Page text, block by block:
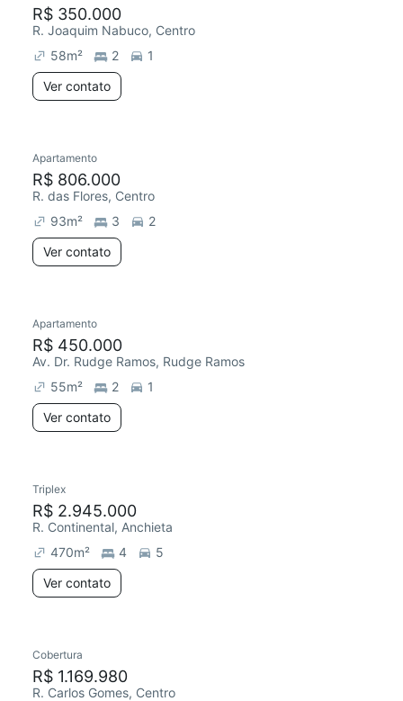
R$ 350.000
R. Joaquim Nabuco, Centro
58m² 2
1
Ver contato
Apartamento
R$ 806.000
R. das Flores, Centro
93m² 3
2
Ver contato
Apartamento
R$ 450.000
Av. Dr. Rudge Ramos, Rudge Ramos
55m² 2
1
Ver contato
Triplex
R$ 2.945.000
R. Continental, Anchieta
470m² 4
5
Ver contato
Cobertura
R$ 1.169.980
R. Carlos Gomes, Centro